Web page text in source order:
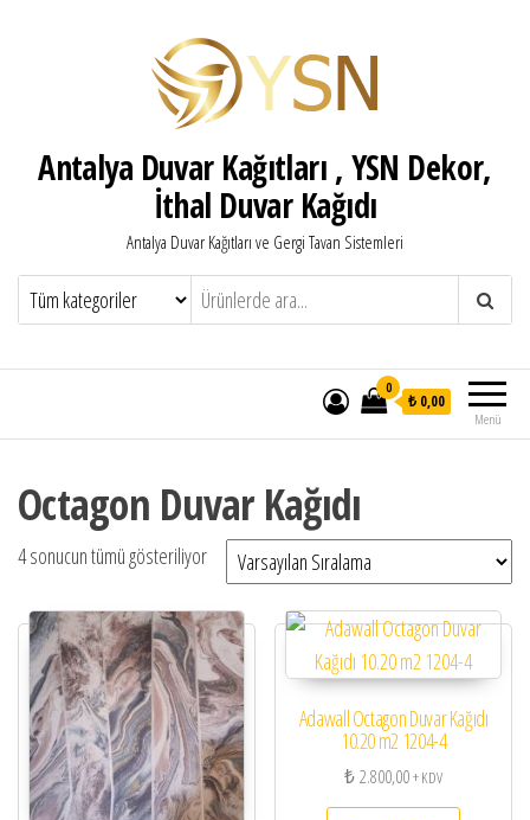
Antalya Duvar Kağıtları , YSN Dekor,
İthal Duvar Kağıdı
Antalya Duvar Kağıtları ve Gergi Tavan Sistemleri
Menü
0
₺ 0,00
Octagon Duvar Kağıdı
4 sonucun tümü gösteriliyor
Adawall Octagon Duvar Kağıdı
10.20 m2 1204-4
₺2.800,00+ KDV